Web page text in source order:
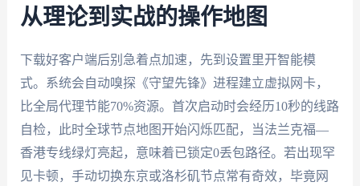
从理论到实战的操作地图
下载好客户端后别急着点加速，先到设置里开智能模
式。系统会自动嗅探《守望先锋》进程建立虚拟网卡，
比全局代理节能70%资源。首次启动时会经历10秒的线路
自检，此时全球节点地图开始闪烁匹配，当法兰克福—
香港专线绿灯亮起，意味着已锁定0丢包路径。若出现罕
见卡顿，手动切换东京或洛杉矶节点常有奇效，毕竟网